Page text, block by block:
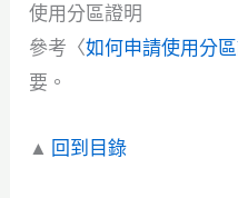
使用分區證明
參考〈如何申請使用分
要。
▲ 回到目錄